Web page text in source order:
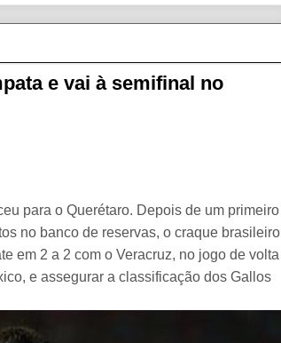
e vai à semifinal no
para o Querétaro. Depois de um primeiro
no banco de reservas, o craque brasileiro
em 2 a 2 com o Veracruz, no jogo de volta
e assegurar a classificação dos Gallos